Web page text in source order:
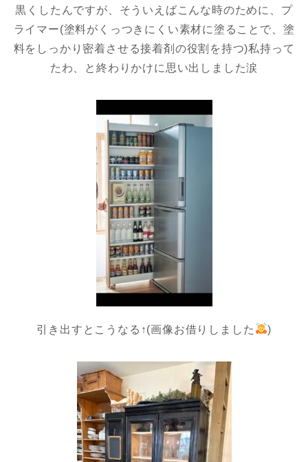
黒くしたんですが、そういえばこんな時のために、プ
ライマー(塗料がくっつきにくい素材に塗ることで、塗
料をしっかり密着させる接着剤の役割を持つ)私持って
たわ、と終わりかけに思い出しました涙
引き出すとこうなる↑(画像お借りしました )